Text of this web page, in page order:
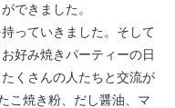
できました。
っていきました。そして
好み焼きパーティーの日
くさんの人たちと交流が
こ焼き粉、だし醤油、マ